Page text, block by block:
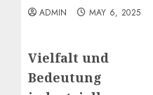
ADMIN MAY 6, 2025
Vielfalt und
Bedeutung